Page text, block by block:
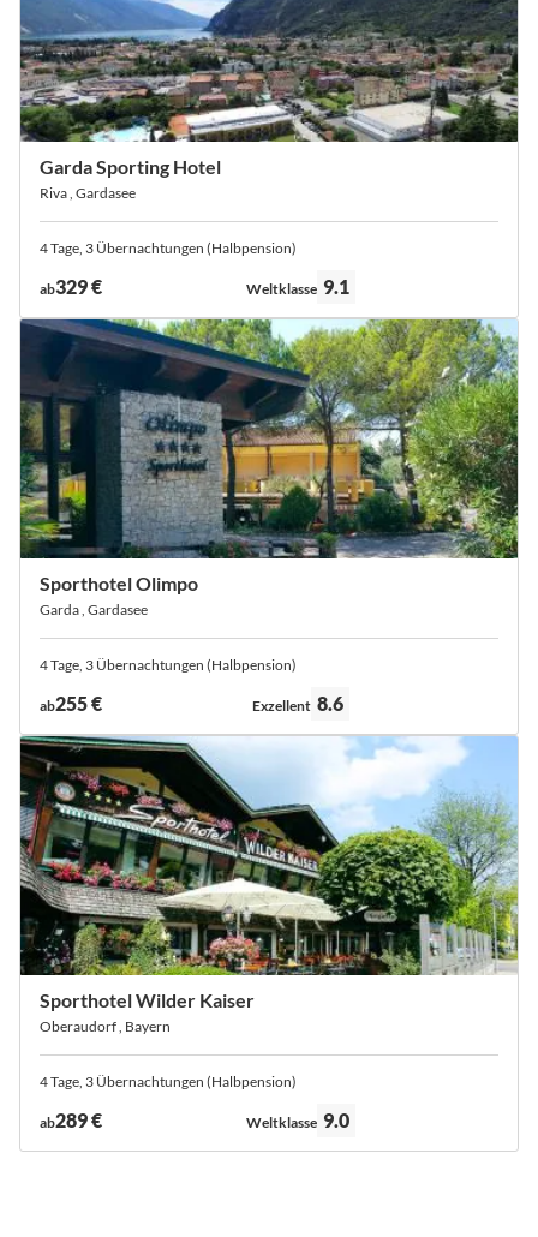
Garda Sporting Hotel
Riva , Gardasee
4 Tage, 3 Übernachtungen (Halbpension)
ab329 € Bewertung:
Weltklasse 9.1
Sporthotel Olimpo
Garda , Gardasee
4 Tage, 3 Übernachtungen (Halbpension)
ab255 € Bewertung:
Exzellent 8.6
Sporthotel Wilder Kaiser
Oberaudorf , Bayern
4 Tage, 3 Übernachtungen (Halbpension)
ab289 € Bewertung:
Weltklasse 9.0